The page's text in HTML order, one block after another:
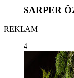
SARPER
REKLAM
4